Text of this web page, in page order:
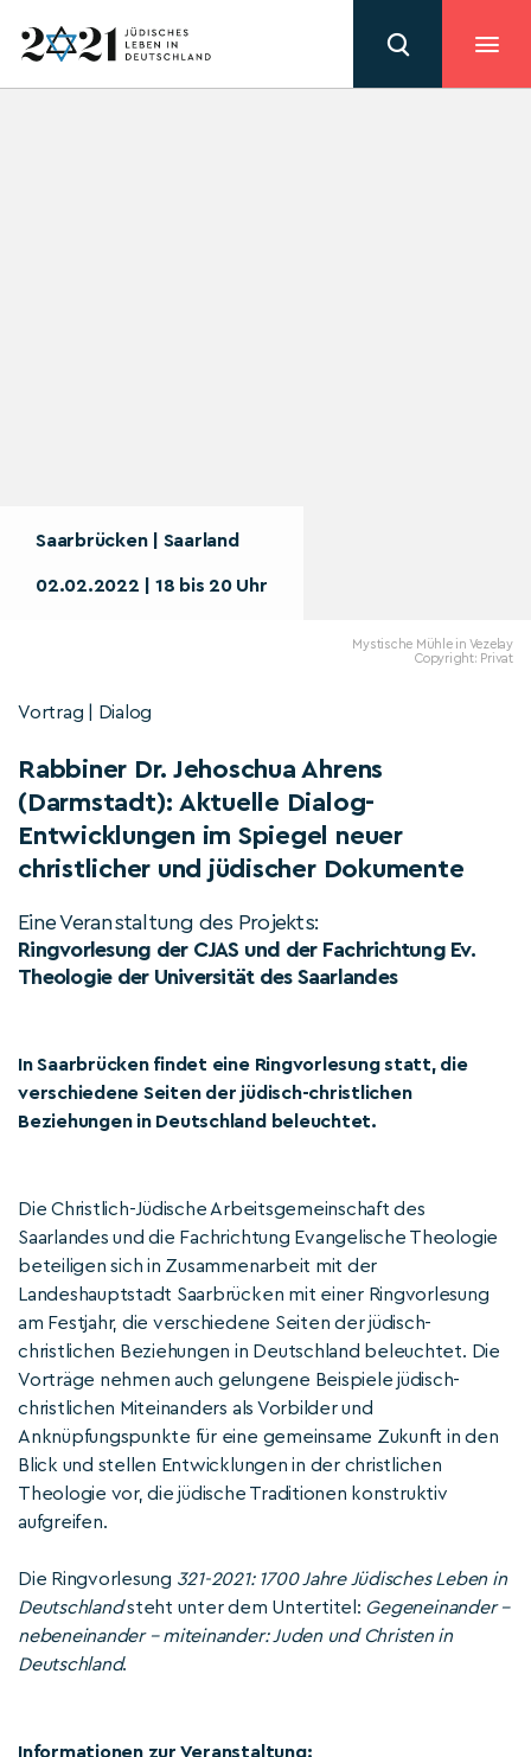
Saarbrücken | Saarland
02.02.2022 | 18 bis 20 Uhr
Mystische Mühle in Vezelay
Copyright: Privat
Vortrag | Dialog
Rabbiner Dr. Jehoschua Ahrens
(Darmstadt): Aktuelle Dialog-
Entwicklungen im Spiegel neuer
christlicher und jüdischer Dokumente
Eine Veranstaltung des Projekts:
Ringvorlesung der CJAS und der Fachrichtung Ev.
Theologie der Universität des Saarlandes
In Saarbrücken findet eine Ringvorlesung statt, die
verschiedene Seiten der jüdisch-christlichen
Beziehungen in Deutschland beleuchtet.
Die Christlich-Jüdische Arbeitsgemeinschaft des
Saarlandes und die Fachrichtung Evangelische Theologie
beteiligen sich in Zusammenarbeit mit der
Landeshauptstadt Saarbrücken mit einer Ringvorlesung
am Festjahr, die verschiedene Seiten der jüdisch-
christlichen Beziehungen in Deutschland beleuchtet. Die
Vorträge nehmen auch gelungene Beispiele jüdisch-
christlichen Miteinanders als Vorbilder und
Anknüpfungspunkte für eine gemeinsame Zukunft in den
Blick und stellen Entwicklungen in der christlichen
Theologie vor, die jüdische Traditionen konstruktiv
aufgreifen.
Die Ringvorlesung 321-2021: 1700 Jahre Jüdisches Leben in
Deutschlandsteht unter dem Untertitel: Gegeneinander –
nebeneinander – miteinander: Juden und Christen in
Deutschland.
Informationen zur Veranstaltung: